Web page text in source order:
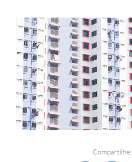
Compartilhe: